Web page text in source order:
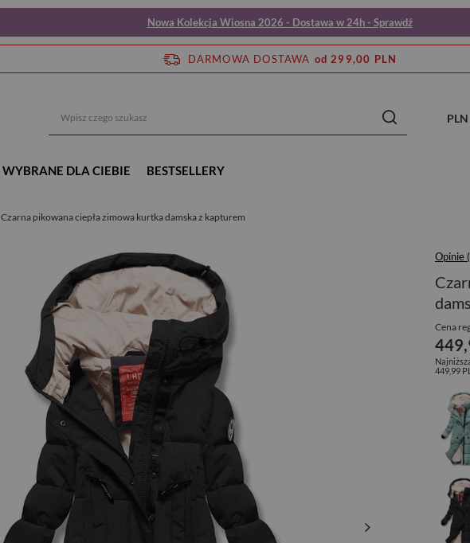
Nowa Kolekcja Wiosna 2026 - Dostawa w 24h - Sprawdź
DARMOWA DOSTAWA od 299,00 PLN
PLN
WYBRANE DLA CIEBIE BESTSELLERY
Czarna pikowana ciepła zimowa kurtka damska z kapturem
Opinie
Cena
449,99